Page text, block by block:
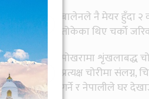
८
बालेनले नै मेयर हुँदा २
तोकेका थिए चर्को
पोखरामा शृंखलाबद्ध
प्रत्यक्ष चोरीमा संलग्न,
गर्ने र नेपालीले घर